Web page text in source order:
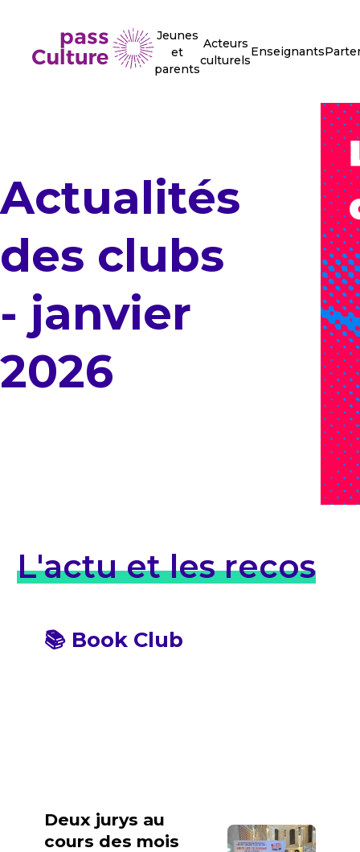
Jeunes
et
parents
Acteurs
culturels
Enseignants
Actualités
des clubs
- janvier
2026
L'actu et les recos
📚 Book Club
Deux jurys au
cours des mois